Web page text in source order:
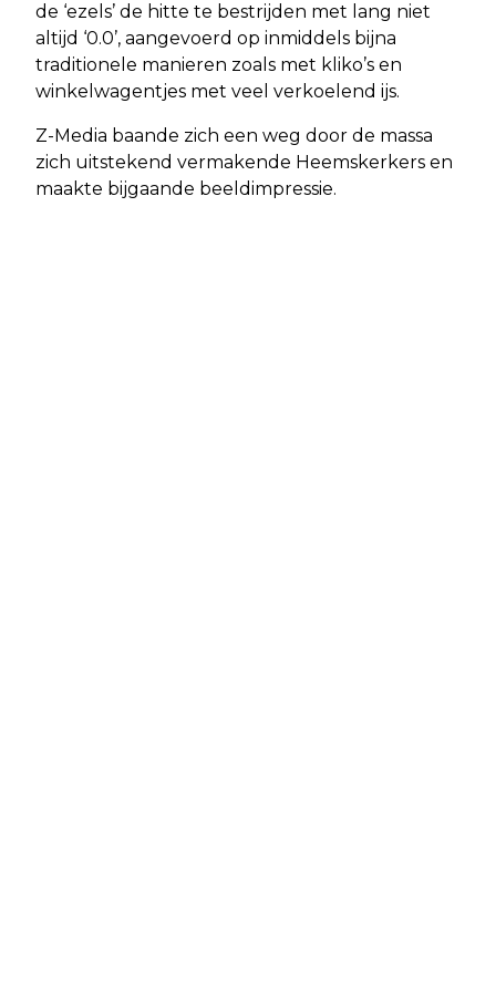
de ‘ezels’ de hitte te bestrijden met lang niet
altijd ‘0.0’, aangevoerd op inmiddels bijna
traditionele manieren zoals met kliko’s en
winkelwagentjes met veel verkoelend ijs.
Z-Media baande zich een weg door de massa
zich uitstekend vermakende Heemskerkers en
maakte bijgaande beeldimpressie.